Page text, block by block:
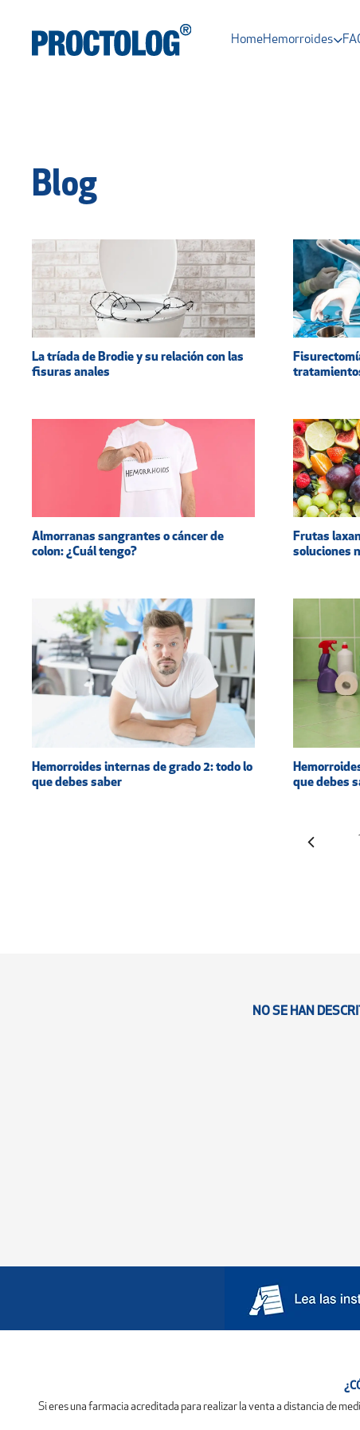
HomeHemorroides
Blog
La tríada de Brodie y su relación con las
fisuras anales
Almorranas sangrantes o cáncer de
colon: ¿Cuál tengo?
Frutas
soluciones
Hemorroides internas de grado 2: todo lo
que debes saber
que debes
NO SE HAN
Si eres una farmacia acreditada para realizar la venta a distancia de